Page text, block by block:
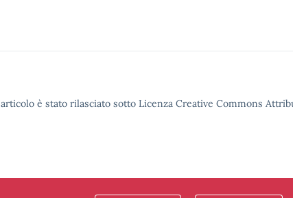
è stato rilasciato sotto Licenza Creative Commons